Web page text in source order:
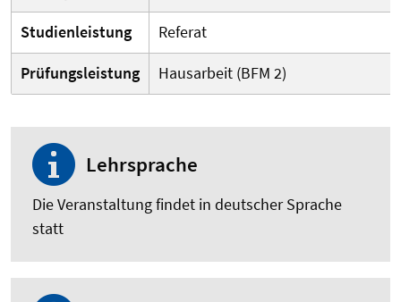
Studienleistung
Referat
Prüfungsleistung
Hausarbeit (BFM 2)
Lehrsprache
Die Veranstaltung findet in deutscher Sprache
statt